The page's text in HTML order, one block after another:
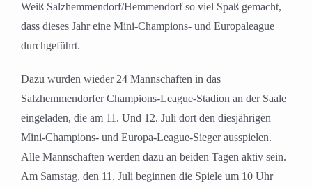
Weiß Salzhemmendorf/Hemmendorf so viel Spaß gemacht,
dass dieses Jahr eine Mini-Champions- und Europaleague
durchgeführt.
Dazu wurden wieder 24 Mannschaften in das
Salzhemmendorfer Champions-League-Stadion an der Saale
eingeladen, die am 11. Und 12. Juli dort den diesjährigen
Mini-Champions- und Europa-League-Sieger ausspielen.
Alle Mannschaften werden dazu an beiden Tagen aktiv sein.
Am Samstag, den 11. Juli beginnen die Spiele um 10 Uhr